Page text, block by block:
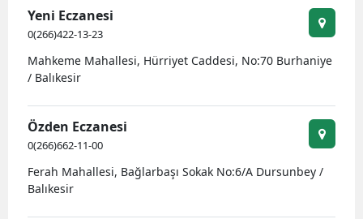
Yeni Eczanesi
0(266)422-13-23
Mahkeme Mahallesi, Hürriyet Caddesi, No:70 Burhaniye
/ Balıkesir
Özden Eczanesi
0(266)662-11-00
Ferah Mahallesi, Bağlarbaşı Sokak No:6/A Dursunbey /
Balıkesir